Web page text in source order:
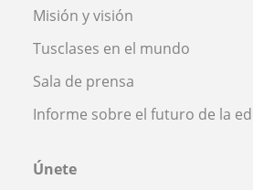
Misión y visión
Tusclases en el mundo
Sala de prensa
Informe sobre el futuro de la
Únete